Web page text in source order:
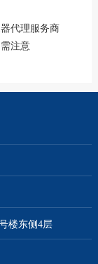
代理服务商
注意
楼东侧4层